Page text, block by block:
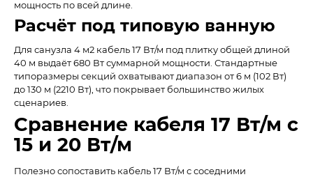
мощность по всей длине.
Расчёт под типовую ванную
Для санузла 4 м2 кабель 17 Вт/м под плитку общей длиной
40 м выдаёт 680 Вт суммарной мощности. Стандартные
типоразмеры секций охватывают диапазон от 6 м (102 Вт)
до 130 м (2210 Вт), что покрывает большинство жилых
сценариев.
Сравнение кабеля 17 Вт/м с
15 и 20 Вт/м
Полезно сопоставить кабель 17 Вт/м с соседними